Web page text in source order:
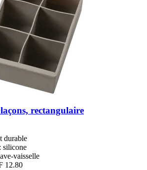
rectangulaire
durable
silicone
vaisselle
12.80